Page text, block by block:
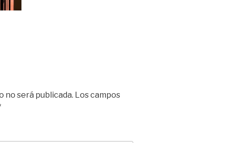
será publicada. Los campos